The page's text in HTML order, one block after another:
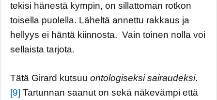
tekisi hänestä kympin, on sillattoman rotkon
toisella puolella. Läheltä annettu rakkaus ja
hellyys ei häntä kiinnosta. Vain toinen nolla voi
sellaista tarjota.
Tätä Girard kutsuu ontologiseksi sairaudeksi.
[9] Tartunnan saanut on sekä näkevämpi että